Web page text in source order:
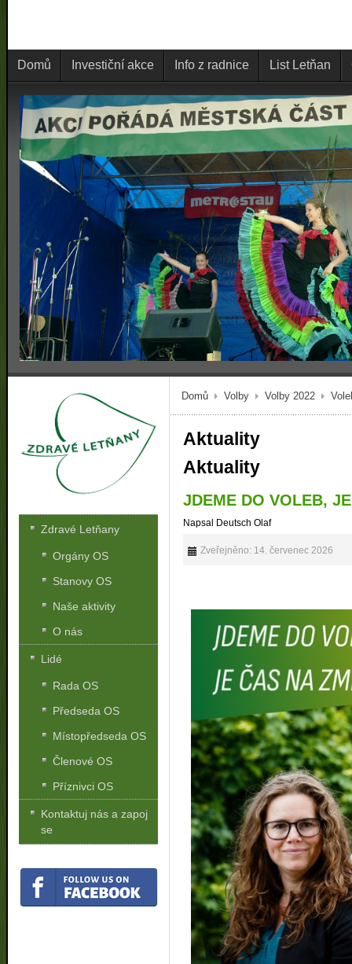
Domů Investiční akce Info z radnice List Letňan
Domů Volby Volby 2022
Aktuality
Aktuality
JDEME DO VOLEB,
Napsal Deutsch Olaf
Zveřejněno: 14. červenec 2026
Zdravé Letňany
Orgány OS
Stanovy OS
Naše aktivity
O nás
Lidé
Rada OS
Předseda OS
Místopředseda OS
Členové OS
Příznivci OS
Kontaktuj nás a zapoj
se